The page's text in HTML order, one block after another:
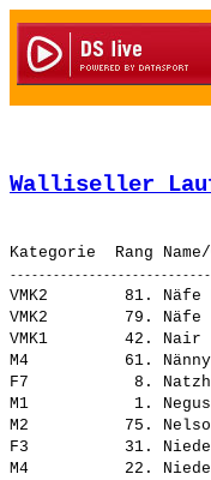
Walliseller
VMK2        81.
VMK2        79.
VMK1        42.
M4          61.
F7           8.
M1           1.
M2          75.
F3          31.
M4          22.